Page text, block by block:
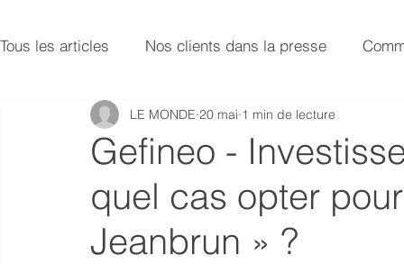
Tous les articles Nos clients dans la presse
Gefineo -
quel cas opter
Jeanbrun » ?
LE MONDE 20 mai 1 min de lecture